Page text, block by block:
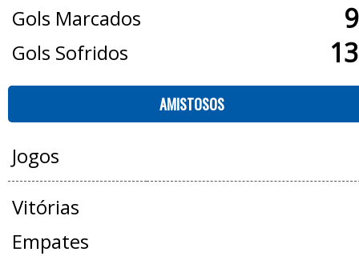
Gols Marcados
Gols Sofridos
AMISTOSOS
Jogos
Vitórias
Empates